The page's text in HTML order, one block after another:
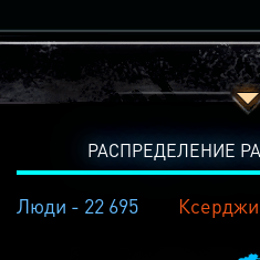
РАСПРЕДЕЛЕНИЕ
Люди - 22 695 Ксерджи